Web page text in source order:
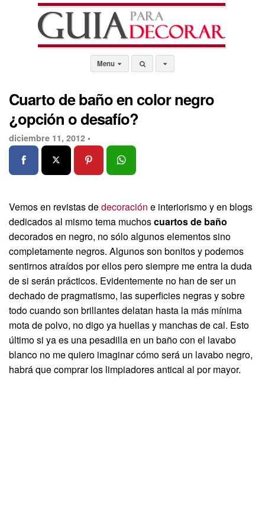
Menu
Cuarto de baño en color negro
¿opción o desafío?
diciembre 11, 2012 •
Vemos en revistas dedecoración e interiorismo y en blogs
dedicados al mismo tema muchoscuartos de baño
decorados en negro, no sólo algunos elementos sino
completamente negros. Algunos son bonitos y podemos
sentirnos atraídos por ellos pero siempre me entra la duda
de si serán prácticos. Evidentemente no han de ser un
dechado de pragmatismo, las superficies negras y sobre
todo cuando son brillantes delatan hasta la más mínima
mota de polvo, no digo ya huellas y manchas de cal. Esto
último si ya es una pesadilla en un baño con el lavabo
blanco no me quiero imaginar cómo será un lavabo negro,
habrá que comprar los limpiadores antical al por mayor.